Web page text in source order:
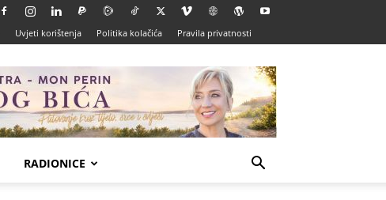
Uvjeti korištenja Politika kolačića Pravila privatnosti
RADIONICE